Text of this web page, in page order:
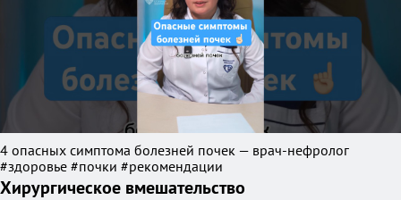
4 опасных симптома болезней почек — врач-нефролог
#здоровье #почки #рекомендации
Хирургическое вмешательство